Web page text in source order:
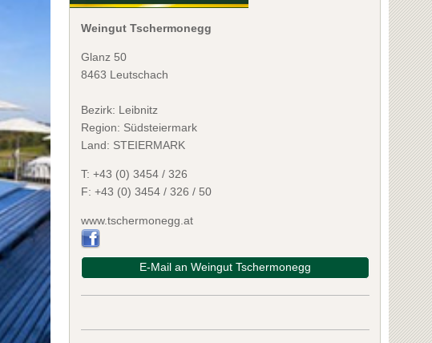
Weingut Tschermonegg
Glanz 50
8463 Leutschach
Bezirk: Leibnitz
Region: Südsteiermark
Land: STEIERMARK
T: +43 (0) 3454 / 326
F: +43 (0) 3454 / 326 / 50
www.tschermonegg.at
E-Mail an Weingut Tschermonegg